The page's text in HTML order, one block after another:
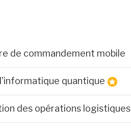
de commandement mobile
quantique
des opérations logistiques